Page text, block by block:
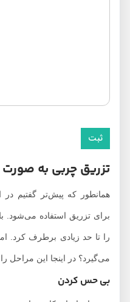
تزریق چربی به صورت
همانطور که پیش‌تر گفتیم در
برای تزریق استفاده می‌شود. با
را تا حد زیادی برطرف کرد. اما
می‌گیرد؟ در اینجا این مراحل را با
بی حس کردن